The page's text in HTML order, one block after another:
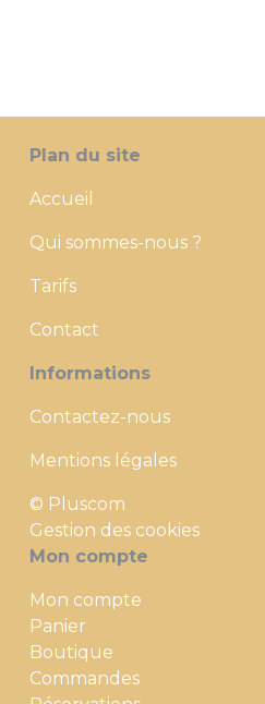
Plan du site
Accueil
Qui sommes-nous ?
Tarifs
Contact
Informations
Contactez-nous
Mentions légales
© Pluscom
Gestion des cookies
Mon compte
Mon compte
Panier
Boutique
Commandes